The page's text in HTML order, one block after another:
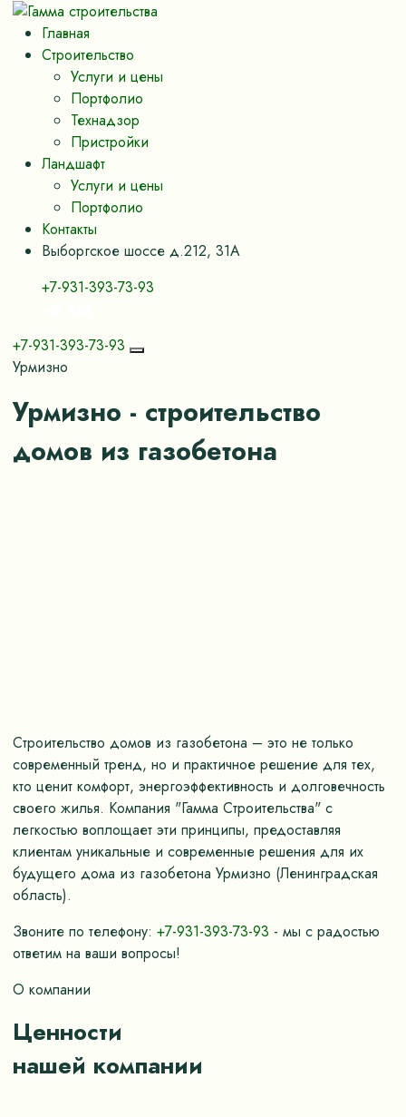
Главная
Строительство
Услуги и цены
Портфолио
Технадзор
Пристройки
Ландшафт
Услуги и цены
Портфолио
Контакты
Выборгское шоссе д.212, 31А
+7-931-393-73-93
+7-931-393-73-93
Урмизно
Урмизно - строительство
домов из газобетона
Строительство домов из газобетона – это не только
современный тренд, но и практичное решение для тех,
кто ценит комфорт, энергоэффективность и долговечность
своего жилья. Компания "Гамма Строительства" с
легкостью воплощает эти принципы, предоставляя
клиентам уникальные и современные решения для их
будущего дома из газобетона Урмизно (Ленинградская
область).
Звоните по телефону: +7-931-393-73-93 - мы с радостью
ответим на ваши вопросы!
О компании
Ценности
нашей компании